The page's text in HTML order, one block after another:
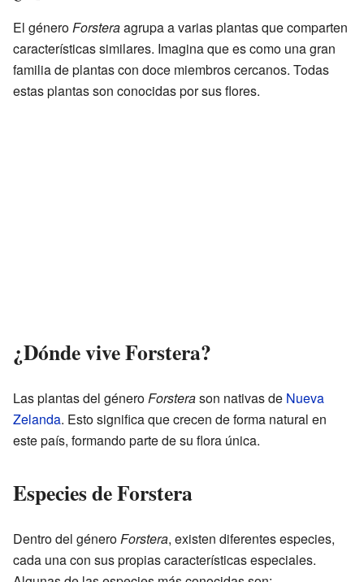
El géneroForsteraagrupa a varias plantas que comparten
características similares. Imagina que es como una gran
familia de plantas con doce miembros cercanos. Todas
estas plantas son conocidas por sus flores.
¿Dónde vive Forstera?
Las plantas del géneroForsterason nativas de Nueva
Zelanda. Esto significa que crecen de forma natural en
este país, formando parte de su flora única.
Especies de Forstera
Dentro del géneroForstera, existen diferentes especies,
cada una con sus propias características especiales.